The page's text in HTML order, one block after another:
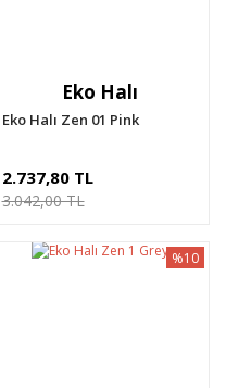
Eko Halı
Eko Halı Zen 01 Pink
2.737,80 TL
3.042,00 TL
%10